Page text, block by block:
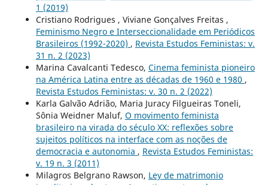
1 (2019)
Cristiano Rodrigues , Viviane Gonçalves Freitas ,
Feminismo Negro e Interseccionalidade em Periódicos
Brasileiros (1992-2020) , Revista Estudos Feministas: v.
31 n. 2 (2023)
Marina Cavalcanti Tedesco, Cinema feminista pioneiro
na América Latina entre as décadas de 1960 e 1980 ,
Revista Estudos Feministas: v. 30 n. 2 (2022)
Karla Galvão Adrião, Maria Juracy Filgueiras Toneli,
Sônia Weidner Maluf, O movimento feminista
brasileiro na virada do século XX: reflexões sobre
sujeitos políticos na interface com as noções de
democracia e autonomia , Revista Estudos Feministas:
v. 19 n. 3 (2011)
Milagros Belgrano Rawson, Ley de matrimonio